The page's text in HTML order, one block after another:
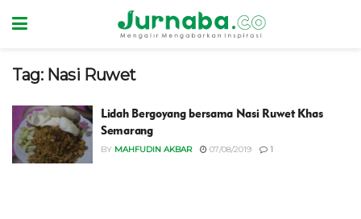
Tag: Nasi Ruwet
Lidah Bergoyang bersama Nasi Ruwet Khas
Semarang
BY MAHFUDIN AKBAR 07/08/2019 1